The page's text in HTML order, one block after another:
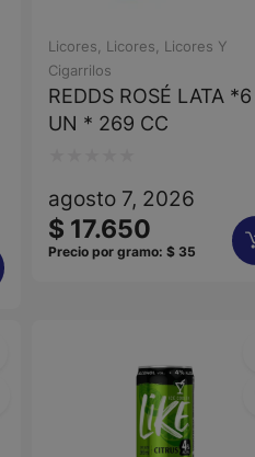
Licores Licores
Licores Y
Cigarrilos
REDDS ROSÉ LATA *6
UN * 269 CC
con
0
agosto 7, 2026
$ 17.650
Precio por gramo:$ 35